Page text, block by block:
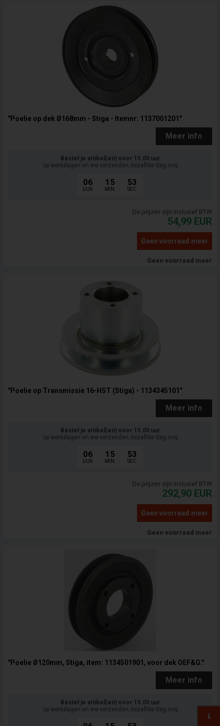
"Poelie op dek Ø168mm - Stiga - Itemnr: 1137001201"
Meer info
Bestel je artikel(en) voor 15.00 uur
op werkdagen en we verzenden dezelfde dag nog
06
UUR.
15
MIN.
52
SEC.
De prijzen zijn inclusief BTW
54,99 EUR
Geen voorraad meer
Geen voorraad meer
"Poelie op Transmissie 16-HST (Stiga) - 1134345101"
Meer info
Bestel je artikel(en) voor 15.00 uur
op werkdagen en we verzenden dezelfde dag nog
06
UUR.
15
MIN.
52
SEC.
De prijzen zijn inclusief BTW
292,90 EUR
Geen voorraad meer
Geen voorraad meer
"Poelie Ø120mm, Stiga, item: 1134501901, voor dek OEF&G."
Meer info
Bestel je artikel(en) voor 15.00 uur
op werkdagen en we verzenden dezelfde dag nog